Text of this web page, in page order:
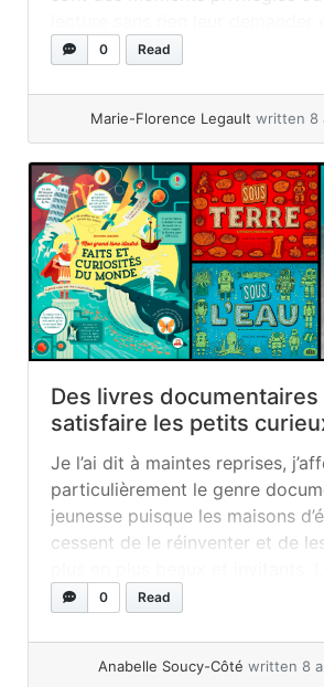
oui ! Aucun travail de
read more
0 Read
Marie-Florence Legault written 8
Des livres documentaires
satisfaire les petits
Je l’ai dit à maintes reprises,
particulièrement le genre
jeunesse puisque les maisons
cessent de le réinventer et de
bibliothèques et librairies offrent
de tous les âges. C’est un
read more
0 Read
Anabelle Soucy-Côté written 8